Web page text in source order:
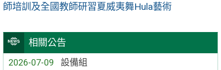
相關公告
2026-07-09 設備組
師培訓及全國教師研習夏威夷舞Hula藝術